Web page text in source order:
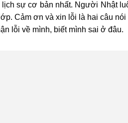
sự cơ bản nhất. Người Nhật
Cảm ơn và xin lỗi là hai câu
lỗi về mình, biết mình sai ở đâu.